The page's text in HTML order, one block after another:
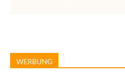
WERBUNG